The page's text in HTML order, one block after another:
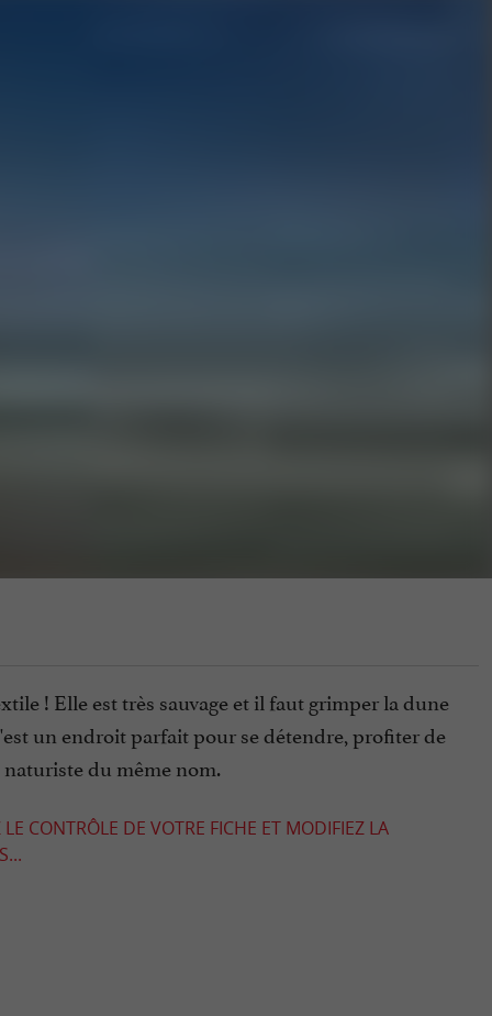
! Elle est très sauvage et il faut grimper la dune
un endroit parfait pour se détendre, profiter de
du même nom.
CONTRÔLE DE VOTRE FICHE ET MODIFIEZ LA